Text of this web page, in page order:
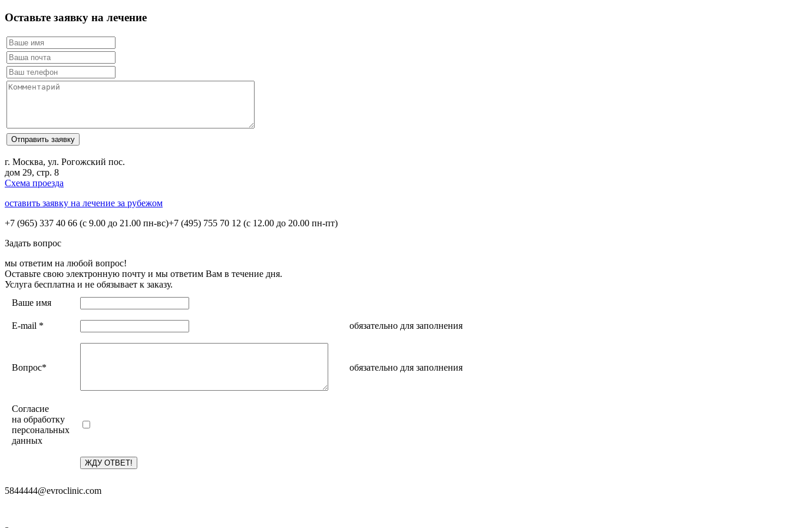
Оставьте заявку на лечение
г. Москва, ул. Рогожский пос.
дом 29, стр. 8
Схема проезда
оставить заявку на лечение за рубежом
+7 (965) 337 40 66 (с 9.00 до 21.00 пн-вс)+7 (495) 755 70 12 (с 12.00 до 20.00 пн-пт)
Задать вопрос
мы ответим на любой вопрос!
Оставьте свою электронную почту и мы ответим Вам в течение дня.
Услуга бесплатна и не обязывает к заказу.
Ваше имя
E-mail * обязательно для заполнения
Вопрос* обязательно для заполнения
Согласие
на обработку
персональных
данных
5844444@evroclinic.com